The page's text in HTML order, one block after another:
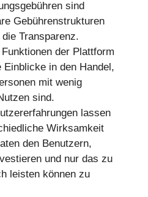
sind
Gebührenstrukturen
Transparenz.
der Plattform
Einblicke in den Handel,
mit wenig
sind.
lassen
Wirksamkeit
den Benutzern,
und nur das zu
leisten können zu